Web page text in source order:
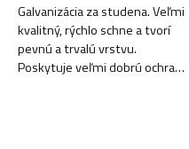
Galvanizácia za studena. Veľmi
kvalitný, rýchlo schne a tvorí
pevnú a trvalú vrstvu.
Poskytuje veľmi dobrú ochranu